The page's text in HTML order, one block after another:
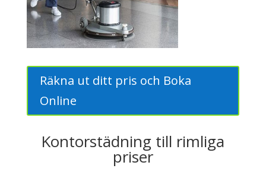
Räkna ut ditt pris och Boka
Online
Kontorstädning till rimliga
priser